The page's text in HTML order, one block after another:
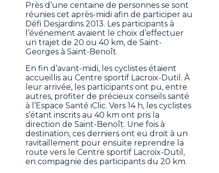
Près d’une centaine de personnes se sont
réunies cet après-midi afin de participer au
Défi Desjardins 2013. Les participants à
l’événement avaient le choix d’effectuer
un trajet de 20 ou 40 km, de Saint-
Georges à Saint-Benoît.
En fin d’avant-midi, les cyclistes étaient
accueillis au Centre sportif Lacroix-Dutil. À
leur arrivée, les participants ont pu, entre
autres, profiter de précieux conseils santé
à l’Espace Santé iClic. Vers 14 h, les cyclistes
s’étant inscrits au 40 km ont pris la
direction de Saint-Benoît. Une fois à
destination, ces derniers ont eu droit à un
ravitaillement pour ensuite reprendre la
route vers le Centre sportif Lacroix-Dutil,
en compagnie des participants du 20 km.